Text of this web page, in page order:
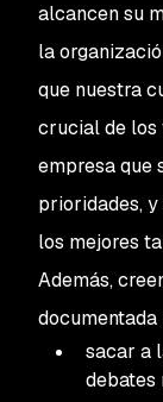
alcancen su
la
que nuestra
crucial de los
empresa que
prioridades,
los mejores
Además,
sacar a
debates